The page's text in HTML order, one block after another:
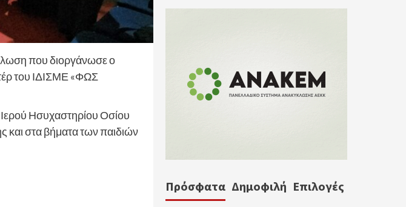
που διοργάνωσε ο
του ΙΔΙΣΜΕ «ΦΩΣ
Ησυχαστηρίου Οσίου
και στα βήματα των παιδιών
Πρόσφατα Δημοφιλή Επιλογές